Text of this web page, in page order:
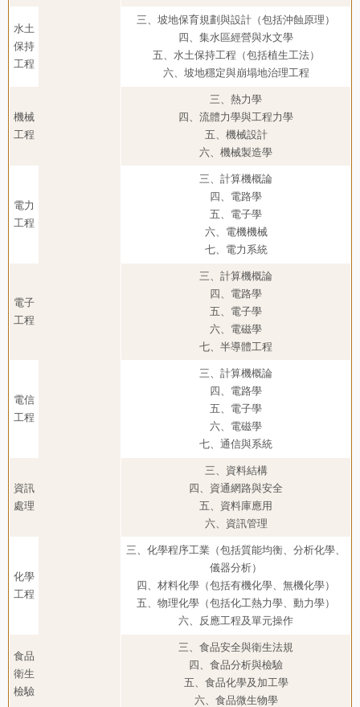
水土
保持
工程
三、坡地保育規劃與設計（包括沖蝕原理）
四、集水區經營與水文學
五、水土保持工程（包括植生工法）
六、坡地穩定與崩塌地治理工程
機械
工程
三、熱力學
四、流體力學與工程力學
五、機械設計
六、機械製造學
電力
工程
三、計算機概論
四、電路學
五、電子學
六、電機機械
七、電力系統
電子
工程
三、計算機概論
四、電路學
五、電子學
六、電磁學
七、半導體工程
電信
工程
三、計算機概論
四、電路學
五、電子學
六、電磁學
七、通信與系統
資訊
處理
三、資料結構
四、資通網路與安全
五、資料庫應用
六、資訊管理
化學
工程
三、化學程序工業（包括質能均衡、分析化學、
儀器分析）
四、材料化學（包括有機化學、無機化學）
五、物理化學（包括化工熱力學、動力學）
六、反應工程及單元操作
食品
衛生
檢驗
三、食品安全與衛生法規
四、食品分析與檢驗
五、食品化學及加工學
六、食品微生物學